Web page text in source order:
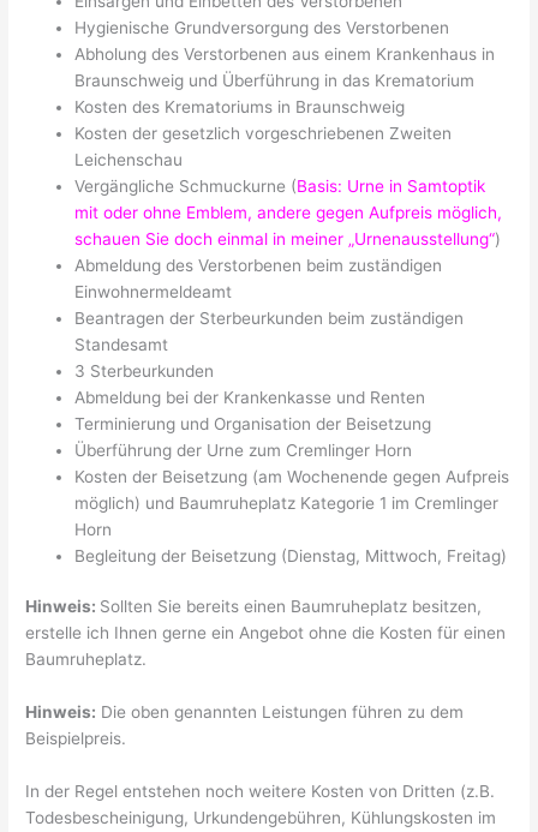
Hygienische Grundversorgung des Verstorbenen
Abholung des Verstorbenen aus einem Krankenhaus in
Braunschweig und Überführung in das Krematorium
Kosten des Krematoriums in Braunschweig
Kosten der gesetzlich vorgeschriebenen Zweiten
Leichenschau
Vergängliche Schmuckurne (Basis: Urne in Samtoptik
mit oder ohne Emblem, andere gegen Aufpreis möglich,
schauen Sie doch einmal in meiner „Urnenausstellung“)
Abmeldung des Verstorbenen beim zuständigen
Einwohnermeldeamt
Beantragen der Sterbeurkunden beim zuständigen
Standesamt
3 Sterbeurkunden
Abmeldung bei der Krankenkasse und Renten
Terminierung und Organisation der Beisetzung
Überführung der Urne zum Cremlinger Horn
Kosten der Beisetzung (am Wochenende gegen Aufpreis
möglich) und Baumruheplatz Kategorie 1 im Cremlinger
Horn
Begleitung der Beisetzung (Dienstag, Mittwoch, Freitag)
Hinweis: Sollten Sie bereits einen Baumruheplatz besitzen,
erstelle ich Ihnen gerne ein Angebot ohne die Kosten für einen
Baumruheplatz.
Hinweis: Die oben genannten Leistungen führen zu dem
Beispielpreis.
In der Regel entstehen noch weitere Kosten von Dritten (z.B.
Todesbescheinigung, Urkundengebühren, Kühlungskosten im